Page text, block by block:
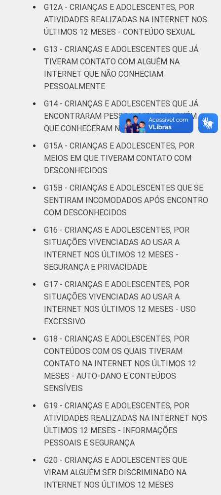
Não
respondeu
2 18
CLASSE
SOCIAL
AB 2 14
C
DOMICÍLIO
COM ACESSO
À INTERNET
Sim 3 16
Não 5 19
Fonte: CGI.br/NIC.br, Centro Regional de
Sociedade da Informação (Cetic.br),
Pesquisa sobre o uso da Internet por
crianças e adolescentes no Brasil - TIC Kids
Online Brasil 2019. ¹Dados coletados por
meio de questionários de
autopreenchimento.
G12A - CRIANÇAS E ADOLESCENTES, POR
ATIVIDADES REALIZADAS NA INTERNET NOS
ÚLTIMOS 12 MESES - CONTEÚDO SEXUAL
G13 - CRIANÇAS E ADOLESCENTES QUE JÁ
TIVERAM CONTATO COM ALGUÉM NA
INTERNET QUE NÃO CONHECIAM
PESSOALMENTE
G14 - CRIANÇAS E ADOLESCENTES QUE JÁ
ENCONTRARAM PESSOALMENTE ALGUÉM
QUE CONHECERAM NA INTERNET
G15A - CRIANÇAS E ADOLESCENTES, POR
MEIOS EM QUE TIVERAM CONTATO COM
DESCONHECIDOS
G15B - CRIANÇAS E ADOLESCENTES QUE SE
SENTIRAM INCOMODADOS APÓS ENCONTRO
COM DESCONHECIDOS
G16 - CRIANÇAS E ADOLESCENTES, POR
SITUAÇÕES VIVENCIADAS AO USAR A
INTERNET NOS ÚLTIMOS 12 MESES -
SEGURANÇA E PRIVACIDADE
G17 - CRIANÇAS E ADOLESCENTES, POR
SITUAÇÕES VIVENCIADAS AO USAR A
INTERNET NOS ÚLTIMOS 12 MESES - USO
EXCESSIVO
G18 - CRIANÇAS E ADOLESCENTES, POR
CONTEÚDOS COM OS QUAIS TIVERAM
CONTATO NA INTERNET NOS ÚLTIMOS 12
MESES - AUTO-DANO E CONTEÚDOS
SENSÍVEIS
G19 - CRIANÇAS E ADOLESCENTES, POR
ATIVIDADES REALIZADAS NA INTERNET NOS
ÚLTIMOS 12 MESES - INFORMAÇÕES
PESSOAIS E SEGURANÇA
G20 - CRIANÇAS E ADOLESCENTES QUE
VIRAM ALGUÉM SER DISCRIMINADO NA
INTERNET NOS ÚLTIMOS 12 MESES